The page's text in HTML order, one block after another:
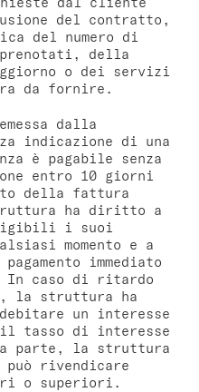
del contratto,
del numero di
prenotati, della
o dei servizi
da fornire.
dalla
indicazione di una
è pagabile senza
entro 10 giorni
della fattura
ha diritto a
i suoi
momento e a
immediato
caso di ritardo
la struttura ha
un interesse
il tasso di interesse
parte, la struttura
rivendicare
o superiori.